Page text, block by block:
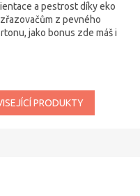
a pestrost díky eko
z pevného
jako bonus zde máš i
PRODUKTY